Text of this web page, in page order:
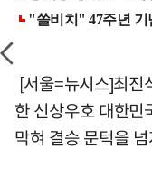
[서울=뉴시스]최진
한 신상우호 대한
막혀 결승 문턱을